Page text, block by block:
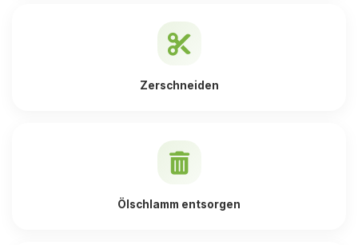
Zerschneiden
Ölschlamm entsorgen